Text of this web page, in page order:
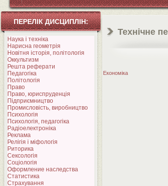
ПЕРЕЛІК ДИСЦИПЛІН:
Наука і техніка
Нарисна геометрія
Новітня історія, політологія
Оккультизм
Решта реферати
Педагогіка
Політологія
Право
Право, юриспруденція
Підприємництво
Промисловість, виробництво
Психологія
Психологія, педагогіка
Радіоелектроніка
Реклама
Релігія і міфологія
Риторика
Сексологія
Соціологія
Оформление наследства
Статистика
Страхування
Технічне
Економіка